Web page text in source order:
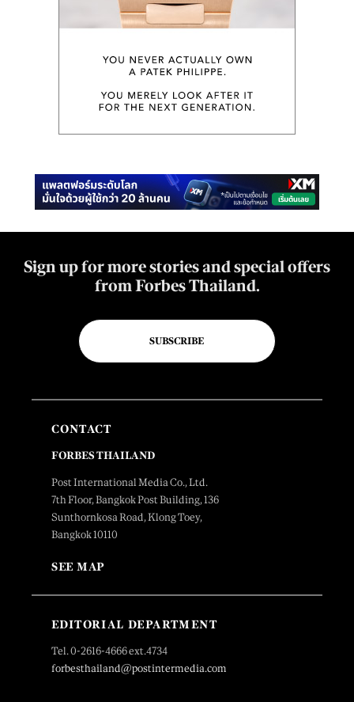
Sign up for more stories and special offers
from Forbes Thailand.
SUBSCRIBE
CONTACT
FORBES THAILAND
Post International Media Co., Ltd.
7th Floor, Bangkok Post Building, 136
Sunthornkosa Road, Klong Toey,
Bangkok 10110
SEE MAP
EDITORIAL DEPARTMENT
Tel. 0-2616-4666 ext.4734
forbesthailand@postintermedia.com